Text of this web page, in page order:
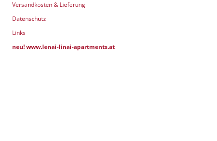
Versandkosten & Lieferung
Datenschutz
Links
neu! www.lenai-linai-apartments.at